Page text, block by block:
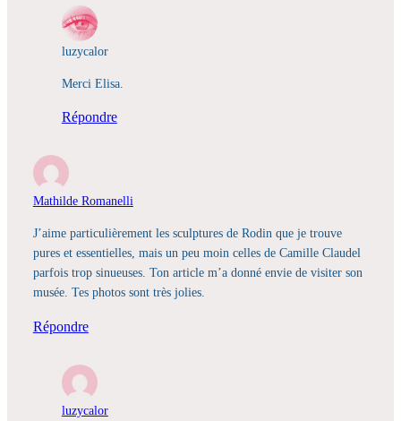
luzycalor
Merci Elisa.
Répondre
Mathilde Romanelli
J’aime particulièrement les sculptures de Rodin que je trouve
pures et essentielles, mais un peu moin celles de Camille Claudel
parfois trop sinueuses. Ton article m’a donné envie de visiter son
musée. Tes photos sont très jolies.
Répondre
luzycalor